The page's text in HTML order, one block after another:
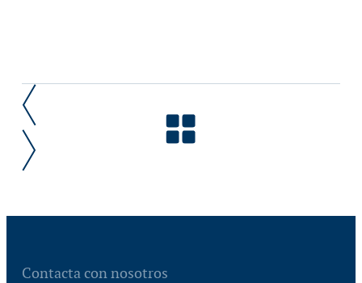
Contacta con nosotros